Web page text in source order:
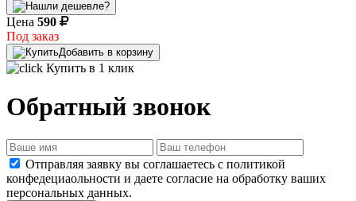
Цена 590
Под заказ
Добавить в корзину
Купить в 1 клик
Обратный звонок
Отправляя заявку вы соглашаетесь с политикой
конфедециаольности и даете согласие на обработку ваших
персональных данных.